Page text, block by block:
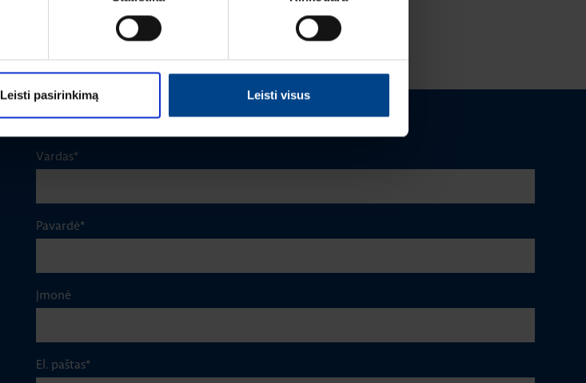
Leisti pasirinkimą Leisti visus
Vardas*
Pavardė*
Įmonė
El. paštas*